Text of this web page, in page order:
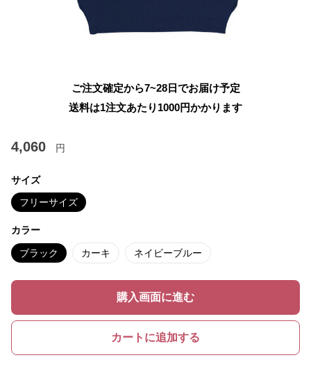
ご注文確定から7~28日でお届け予定
送料は1注文あたり 1000円かかります
4,060 円
サイズ
フリーサイズ
カラー
ブラック カーキ ネイビーブルー
購入画面に進む
カートに追加する